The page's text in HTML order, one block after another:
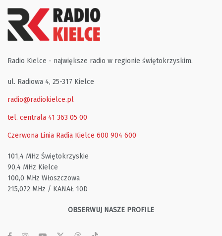
Radio Kielce - największe radio w regionie świętokrzyskim.
ul. Radiowa 4, 25-317 Kielce
radio@radiokielce.pl
tel. centrala 41 363 05 00
Czerwona Linia Radia Kielce 600 904 600
101,4 MHz Świętokrzyskie
90,4 MHz Kielce
100,0 MHz Włoszczowa
215,072 MHz / KANAŁ 10D
OBSERWUJ NASZE PROFILE